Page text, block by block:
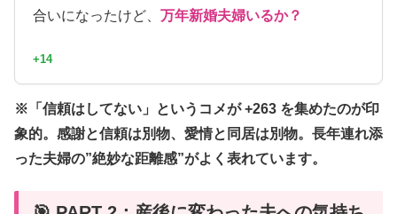
合いになったけど、 万年新婚夫婦いるか？
+14
※「信頼はしてない」というコメが +263 を集めたのが印
象的。感謝と信頼は別物、愛情と同居は別物。長年連れ添
った夫婦の”絶妙な距離感”がよく表れています。